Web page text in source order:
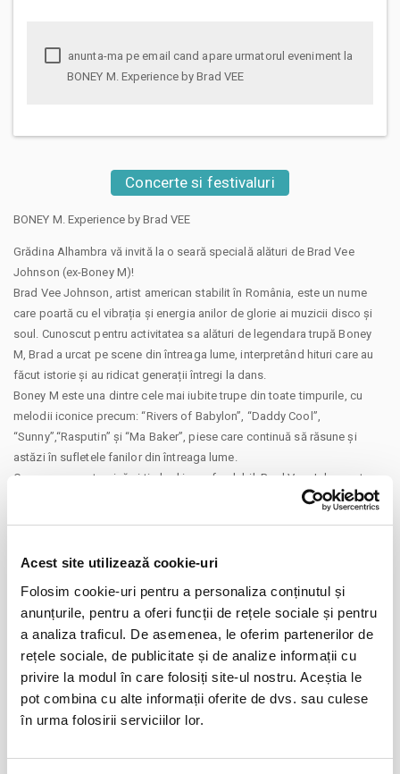
Acest site utilizează cookie-uri
Folosim cookie-uri pentru a personaliza conținutul și
anunțurile, pentru a oferi funcții de rețele sociale și pentru
a analiza traficul. De asemenea, le oferim partenerilor de
rețele sociale, de publicitate și de analize informații cu
privire la modul în care folosiți site-ul nostru. Aceștia le
pot combina cu alte informații oferite de dvs. sau culese
în urma folosirii serviciilor lor.
BONEY M. Experience by Brad VEE
Concerte si festivaluri
BONEY M. Experience by Brad VEE
Grădina Alhambra vă invită la o seară specială alături de Brad Vee
Johnson (ex-Boney M)!
Brad Vee Johnson, artist american stabilit în România, este un nume
care poartă cu el vibrația și energia anilor de glorie ai muzicii disco și
soul. Cunoscut pentru activitatea sa alături de legendara trupă Boney
M, Brad a urcat pe scene din întreaga lume, interpretând hituri care au
făcut istorie și au ridicat generații întregi la dans.
Boney M este una dintre cele mai iubite trupe din toate timpurile, cu
melodii iconice precum: “Rivers of Babylon”, “Daddy Cool”,
“Sunny”,“Rasputin” și “Ma Baker”, piese care continuă să răsune și
astăzi în sufletele fanilor din întreaga lume.
Cu vocea sa puternică și timbrul inconfundabil, Brad Vee Johnson te
invită să trăiești “The Boney M Experience”, o călătorie muzicală care
-------------------------------------------------------------------------
VIP (masa in fata scenei) - 150 RON
Cat 1 (masa la balcon) - 110 RON
Cat 2 (loc in picioare) - 80 RON
Alhambra Experience - 700 RON
Pachetul „Alhambra Experience„ include:
- 2 Bilete VIP
- Meet & Greet + poza
Distribuie aceasta pagina